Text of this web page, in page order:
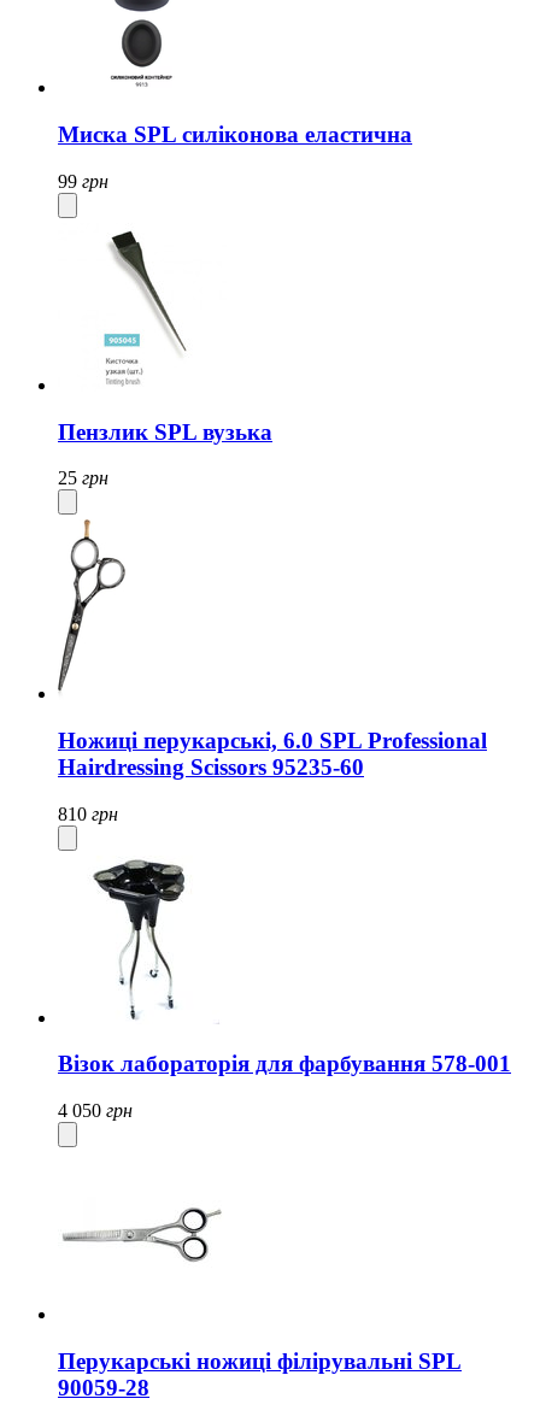
Миска SPL силіконова еластична
99 грн
Пензлик SPL вузька
25 грн
Ножиці перукарські, 6.0 SPL Professional
Hairdressing Scissors 95235-60
810 грн
Візок лабораторія для фарбування 578-001
4 050 грн
Перукарські ножиці філірувальні SPL
90059-28